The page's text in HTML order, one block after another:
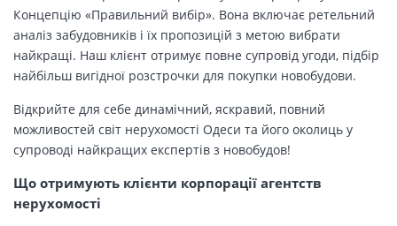
Концепцію «Правильний вибір». Вона включає ретельний
аналіз забудовників і їх пропозицій з метою вибрати
найкращі. Наш клієнт отримує повне супровід угоди, підбір
найбільш вигідної розстрочки для покупки новобудови.
Відкрийте для себе динамічний, яскравий, повний
можливостей світ нерухомості Одеси та його околиць у
супроводі найкращих експертів з новобудов!
Що отримують клієнти корпорації агентств
нерухомості